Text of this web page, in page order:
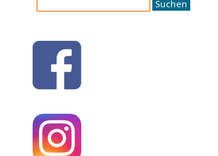
Suchen